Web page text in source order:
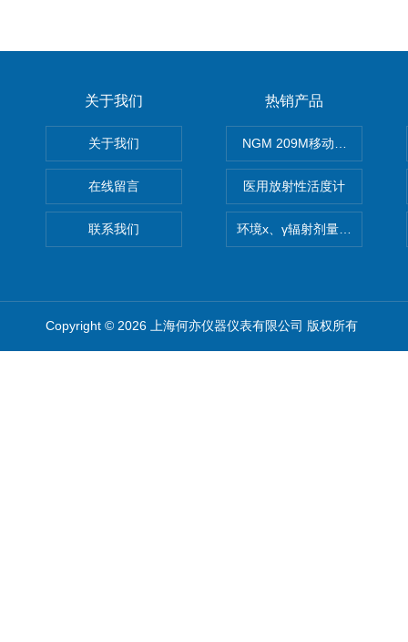
关于我们
关于我们
在线留言
联系我们
热销产品
NGM 209M移动式惰性气体
医用放射性活度计
环境x、γ辐射剂量率仪
Copyright © 2026 上海何亦仪器仪表有限公司 版权所有